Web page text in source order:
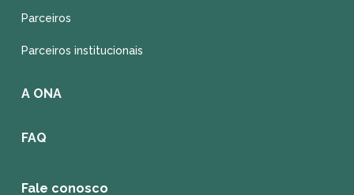
Parceiros
Parceiros institucionais
A ONA
FAQ
Fale conosco